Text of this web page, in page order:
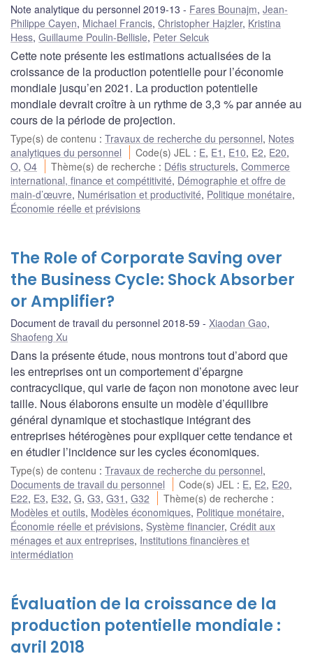
Note analytique du personnel 2019-13 Fares Bounajm, Jean-
Philippe Cayen, Michael Francis, Christopher Hajzler, Kristina
Hess, Guillaume Poulin-Bellisle, Peter Selcuk
Cette note présente les estimations actualisées de la
croissance de la production potentielle pour l’économie
mondiale jusqu’en 2021. La production potentielle
mondiale devrait croître à un rythme de 3,3 % par année au
cours de la période de projection.
Type(s) de contenu : Travaux de recherche du personnel, Notes
analytiques du personnel
Code(s) JEL : E, E1 , E10, E2, E20,
O, O4 Thème(s) de recherche : Défis structurels,Commerce
international, finance et compétitivité, Démographie et offre de
main-d’œuvre, Numérisation et productivité, Politique monétaire,
Économie réelle et prévisions
The Role of Corporate Saving over
the Business Cycle: Shock Absorber
or Amplifier?
Document de travail du personnel 2018-59 Xiaodan Gao,
Shaofeng Xu
Dans la présente étude, nous montrons tout d’abord que
les entreprises ont un comportement d’épargne
contracyclique, qui varie de façon non monotone avec leur
taille. Nous élaborons ensuite un modèle d’équilibre
général dynamique et stochastique intégrant des
entreprises hétérogènes pour expliquer cette tendance et
en étudier l’incidence sur les cycles économiques.
Type(s) de contenu : Travaux de recherche du personnel,
Documents de travail du personnel
Code(s) JEL : E, E2, E20,
E22, E3, E32, G, G3, G31 , G32 Thème(s) de recherche :
Modèles et outils, Modèles économiques, Politique monétaire,
Économie réelle et prévisions, Système financier, Crédit aux
ménages et aux entreprises, Institutions financières et
intermédiation
Évaluation de la croissance de la
production potentielle mondiale :
avril 2018